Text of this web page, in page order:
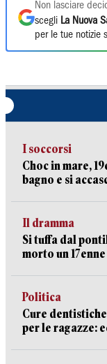
Non lasciare
scegli La Nuova
per le tue notizie
I soccorsi
Choc in mare,
bagno e si
Il dramma
Si tuffa dal
morto un 17enne
Politica
Cure
per le ragazze: